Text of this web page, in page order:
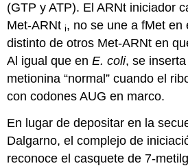
(GTP y ATP). El ARNt iniciador
Met-ARNti, no se une a fMet en
distinto de otros Met-ARNt en
Al igual que enE. coli, se
metionina “normal” cuando el
con codones AUG en marco.
En lugar de depositar en la
Dalgarno, el complejo de
reconoce el casquete de 7-